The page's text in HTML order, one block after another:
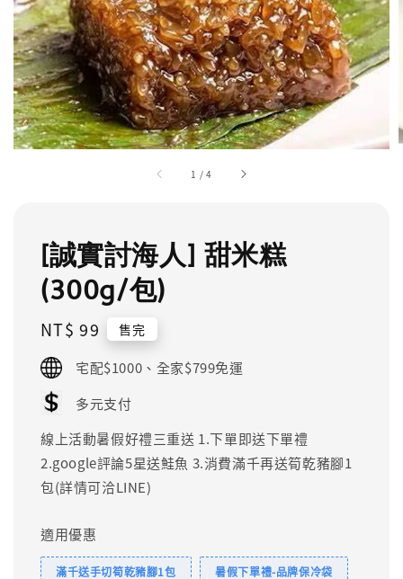
1 /4
[誠實討海人] 甜米糕
(300g/包)
Regular
price
NT$ 99 售完
宅配$1000、全家$799免運
多元支付
線上活動暑假好禮三重送 1.下單即送下單禮
2.google評論5星送鮭魚 3.消費滿千再送筍乾豬腳1
包(詳情可洽LINE)
適用優惠
滿千送手切筍乾豬腳1包 暑假下單禮-品牌保冷袋